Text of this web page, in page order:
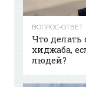
ВОПРОС-ОТВЕТ
Что делать
хиджаба,
людей?